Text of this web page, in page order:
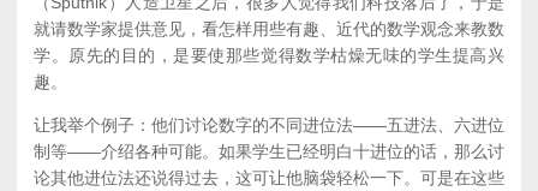
就请数学家提供意见，看怎样用些有趣、近代的数学观念来教数
学。原先的目的，是要使那些觉得数学枯燥无味的学生提高兴
趣。
让我举个例子：他们讨论数字的不同进位法——五进法、六进位
制等——介绍各种可能。如果学生已经明白十进位的话，那么讨
论其他进位法还说得过去，这可让他脑袋轻松一下。可是在这些